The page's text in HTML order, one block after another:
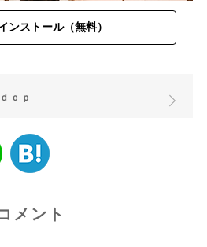
ンストール（無料）
ｃｐ
メント